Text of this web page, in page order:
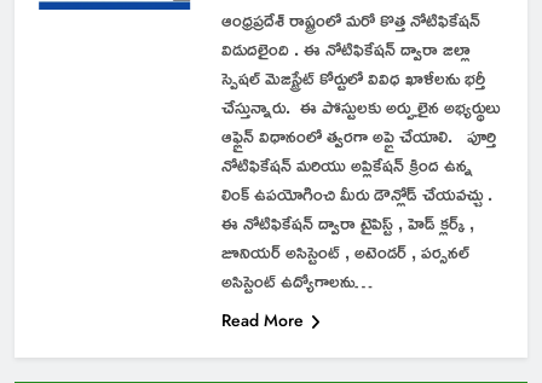
ఆంధ్రప్రదేశ్ రాష్ట్రంలో మరో కొత్త నోటిఫికేషన్
విడుదలైంది . ఈ నోటిఫికేషన్ ద్వారా జిల్లా
స్పెషల్ మెజిస్ట్రేట్ కోర్టులో వివిధ ఖాళీలను భర్తీ
చేస్తున్నారు. ఈ పోస్టులకు అర్హులైన అభ్యర్థులు
ఆఫ్లైన్ విధానంలో త్వరగా అప్లై చేయాలి. పూర్తి
నోటిఫికేషన్ మరియు అప్లికేషన్ క్రింద ఉన్న
లింక్ ఉపయోగించి మీరు డౌన్లోడ్ చేయవచ్చు .
ఈ నోటిఫికేషన్ ద్వారా టైపిస్ట్ , హెడ్ క్లర్క్ ,
జూనియర్ అసిస్టెంట్ , అటెండర్ , పర్సనల్
అసిస్టెంట్ ఉద్యోగాలను…
Read More